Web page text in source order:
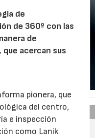
de
de 360º con las
de
acercan sus
pionera, que
del centro,
e inspección
como Lanik